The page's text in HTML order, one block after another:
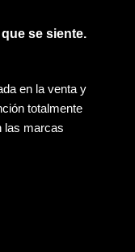
se siente.
en la venta y
totalmente
las marcas